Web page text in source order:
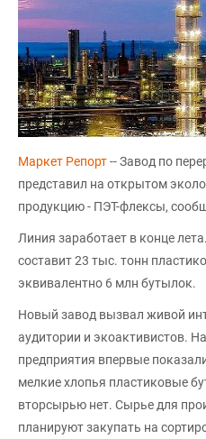
Маркет Репорт-- Завод по
представил на открытом
продукцию - ПЭТ-флексы,
Линия заработает в конце
составит 23 тыс. тонн
эквивалентно 6 млн бутылок.
Новый завод вызвал живой
аудитории и экоактивистов.
предприятия впервые
мелкие хлопья пластиковые
вторсырью нет. Сырье для
планируют закупать на